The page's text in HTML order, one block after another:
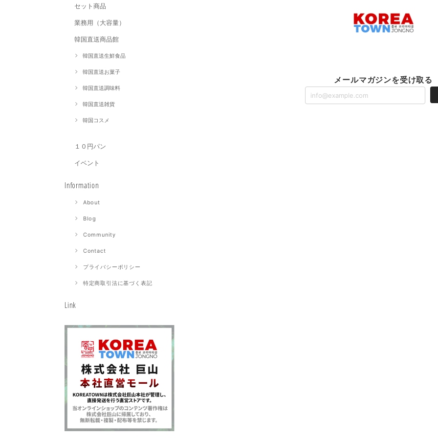
セット商品
業務用（大容量）
韓国直送商品館
韓国直送生鮮食品
韓国直送お菓子
韓国直送調味料
韓国直送雑貨
韓国コスメ
１０円パン
イベント
Information
About
Blog
Community
Contact
プライバシーポリシー
特定商取引法に基づく表記
Link
メールマガジンを受け取る